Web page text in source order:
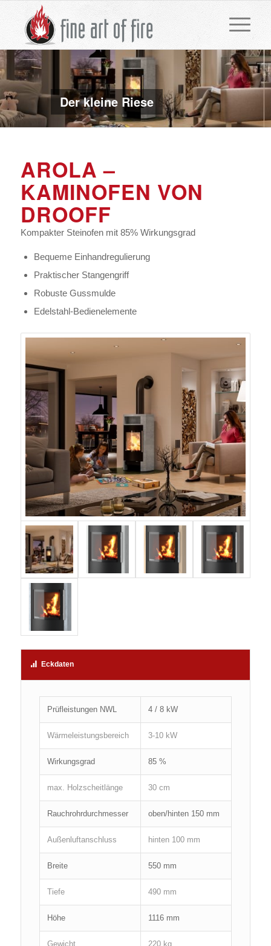
Der kleine Riese
AROLA –
KAMINOFEN VON
DROOFF
Kompakter Steinofen mit 85% Wirkungsgrad
Bequeme Einhandregulierung
Praktischer Stangengriff
Robuste Gussmulde
Edelstahl-Bedienelemente
Eckdaten
Prüfleistungen NWL 4 / 8 kW
Wärmeleistungsbereich 3-10 kW
Wirkungsgrad 85 %
max. Holzscheitlänge 30 cm
Rauchrohrdurchmesser oben/hinten 150 mm
Außenluftanschluss hinten 100 mm
Breite 550 mm
Tiefe 490 mm
Höhe 1116 mm
Gewicht 220 kg